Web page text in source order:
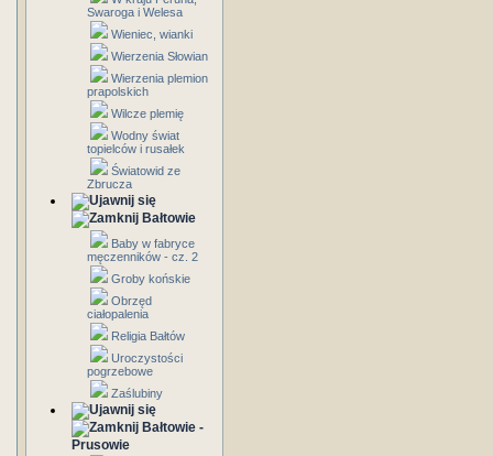
Swaroga i Welesa
Wieniec, wianki
Wierzenia Słowian
Wierzenia plemion
prapolskich
Wilcze plemię
Wodny świat
topielców i rusałek
Światowid ze
Zbrucza
Bałtowie
Baby w fabryce
męczenników - cz. 2
Groby końskie
Obrzęd
ciałopalenia
Religia Bałtów
Uroczystości
pogrzebowe
Zaślubiny
Bałtowie -
Prusowie